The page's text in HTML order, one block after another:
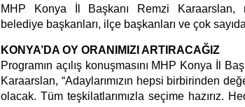
MHP Konya İl Başkanı Remzi Karaarslan,
belediye başkanları, ilçe başkanları ve çok
KONYA’DA OY ORANIMIZI ARTIRACAĞIZ
Programın açılış konuşmasını MHP Konya İl
Karaarslan, “Adaylarımızın hepsi birbirinden
olacak. Tüm teşkilatlarımızla seçime hazırız.